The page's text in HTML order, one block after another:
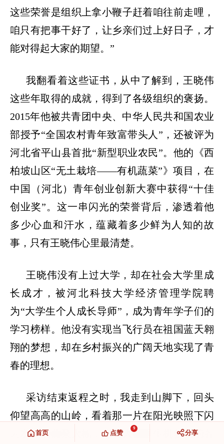
这些荣誉是组织上拿小鞭子赶着咱往前走哩，
咱只有把事干好了，让乡亲们过上好日子，才
能对得起大家的期望。”
我翻看着这些证书，从中了解到，王晓伟
这些年取得的成就，得到了各级组织的褒扬。
2015年他被共青团中央、中华人民共和国农业
部授予“全国农村青年致富带头人”，还被评为
河北省平山县首批“新型职业农民”。他的《西
柏坡山区“无土栽培——有机蔬菜”》项目，在
中国（河北）青年创业创新大赛中获得“十佳
创业奖”。这一串闪光的荣誉背后，渗透着他
多少心血和汗水，蕴藏着多少鲜为人知的故
事，只有王晓伟心里最清楚。
王晓伟没有上过大学，却在社会大学里成
长成才，被河北科技大学经济管理学院聘
为“大学生个人成长导师”，成为青年学子们的
学习榜样。他没有实现当飞行员在祖国蓝天翱
翔的梦想，却在乡村振兴的广阔天地实现了青
春的理想。
采访结束返程之时，我走到山脚下，回头
仰望高高的山岭，看着那一片在阳光映照下闪
闪发光的蔬菜大棚，想着大棚里生机勃勃的各
首页
9
点赞 分享